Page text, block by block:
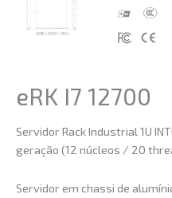
eRK I7 12700
Servidor Rack Industrial 1U
geração (12 núcleos / 20
Servidor em chassi de